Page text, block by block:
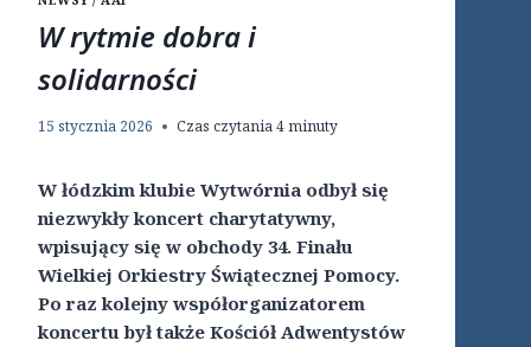
W rytmie dobra i
solidarności
15 stycznia 2026 Czas czytania4minuty
W łódzkim klubie Wytwórnia odbył się
niezwykły koncert charytatywny,
wpisujący się w obchody 34. Finału
Wielkiej Orkiestry Świątecznej Pomocy.
Po raz kolejny współorganizatorem
koncertu był także Kościół Adwentystów